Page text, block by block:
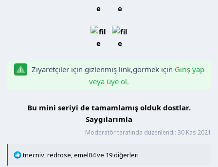
Ziyaretçiler için gizlenmiş link,görmek için Giriş yap
veya üye ol.
Bu mini seriyi de tamamlamış olduk dostlar.
Saygılarımla​
Moderatör tarafında düzenlendi: 30 Kas 2021
T
tnecniv redrose emel04ve 19 diğerleri